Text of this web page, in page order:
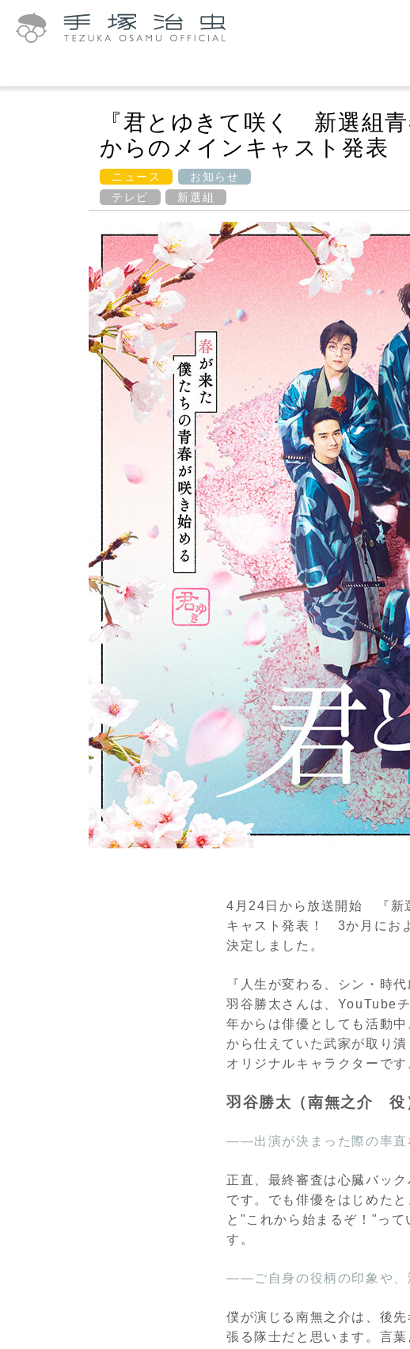
『君とゆきて咲く 新選組
からのメインキャスト発表
ニュース
お知らせ
テレビ
新選組
4月24日から放送開始 『新
キャスト発表！ 3か月にお
決定しました。
『人生が変わる、シン・時
羽谷勝太さんは、YouTube
年からは俳優としても活動
から仕えていた武家が取り
オリジナルキャラクターです
羽谷勝太（南無之介 役
――出演が決まった際の率直
正直、最終審査は心臓バッ
です。でも俳優をはじめた
と"これから始まるぞ！"っ
す。
――ご自身の役柄の印象や、
僕が演じる南無之介は、後
張る隊士だと思います。言